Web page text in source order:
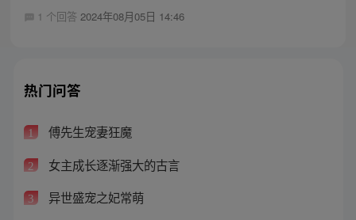
1 个回答 2024年08月05日 14:46
热门问答
1 傅先生宠妻狂魔
2 女主成长逐渐强大的古言
3 异世盛宠之妃常萌